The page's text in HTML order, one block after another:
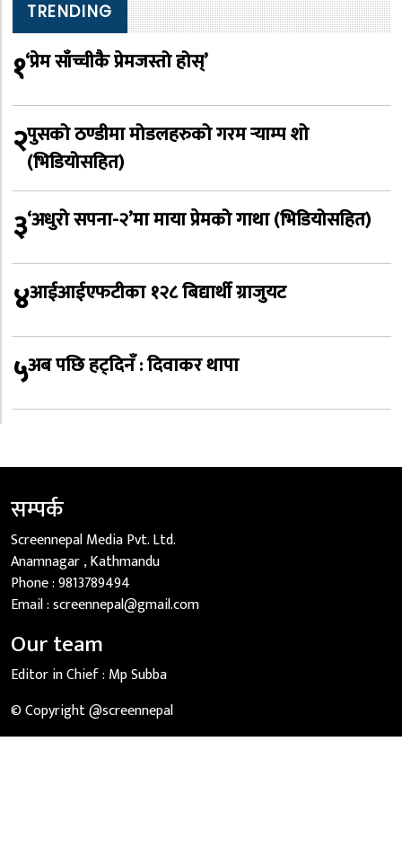
TRENDING
१‘प्रेम साँच्चीकै प्रेमजस्तो होस्’
२पुसको ठण्डीमा मोडलहरुको गरम र्‍याम्प शो
(भिडियोसहित)
३‘अधुरो सपना-२’मा माया प्रेमको गाथा (भिडियोसहित)
४आईआईएफटीका १२८ बिद्यार्थी ग्राजुयट
५अब पछि हट्दिनँ : दिवाकर थापा
सम्पर्क
Screennepal Media Pvt. Ltd.
Anamnagar , Kathmandu
Phone :9813789494
Email :screennepal@gmail.com
Our team
Editor in Chief : Mp Subba
© Copyright @screennepal